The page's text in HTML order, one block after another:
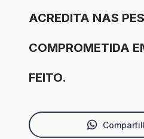
ACREDITA NAS
COMPROMETIDA
FEITO.